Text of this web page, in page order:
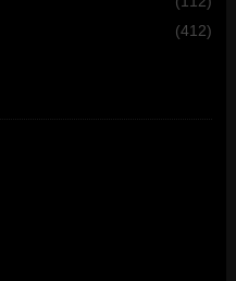
(412)